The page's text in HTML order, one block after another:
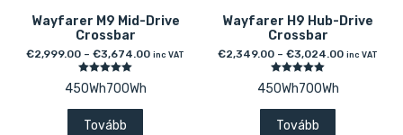
Wayfarer M9 Mid-Drive
Crossbar
€2,999.00 – €3,674.00 inc VAT
Értékelés:
5.00
450Wh700Wh
Tovább
Wayfarer H9 Hub-Drive
Crossbar
€2,349.00 – €3,024.00 inc VAT
Értékelés:
5.00
450Wh700Wh
Tovább